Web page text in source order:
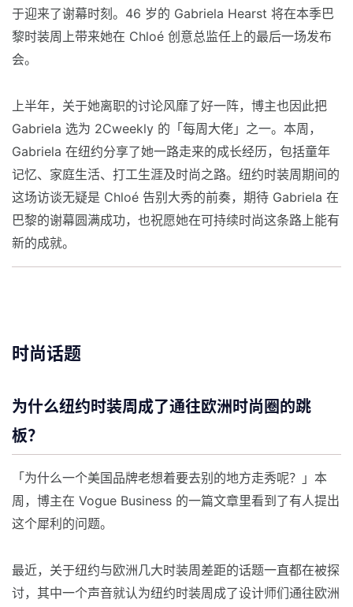
于迎来了谢幕时刻。46 岁的 Gabriela Hearst 将在本季巴
黎时装周上带来她在 Chloé 创意总监任上的最后一场发布
会。
上半年，关于她离职的讨论风靡了好一阵，博主也因此把
Gabriela 选为 2Cweekly 的「每周大佬」之一。本周，
Gabriela 在纽约分享了她一路走来的成长经历，包括童年
记忆、家庭生活、打工生涯及时尚之路。纽约时装周期间的
这场访谈无疑是 Chloé 告别大秀的前奏，期待 Gabriela 在
巴黎的谢幕圆满成功，也祝愿她在可持续时尚这条路上能有
新的成就。
时尚话题
为什么纽约时装周成了通往欧洲时尚圈的跳
板？
「为什么一个美国品牌老想着要去别的地方走秀呢？」本
周，博主在 Vogue Business 的一篇文章里看到了有人提出
这个犀利的问题。
最近，关于纽约与欧洲几大时装周差距的话题一直都在被探
讨，其中一个声音就认为纽约时装周成了设计师们通往欧洲